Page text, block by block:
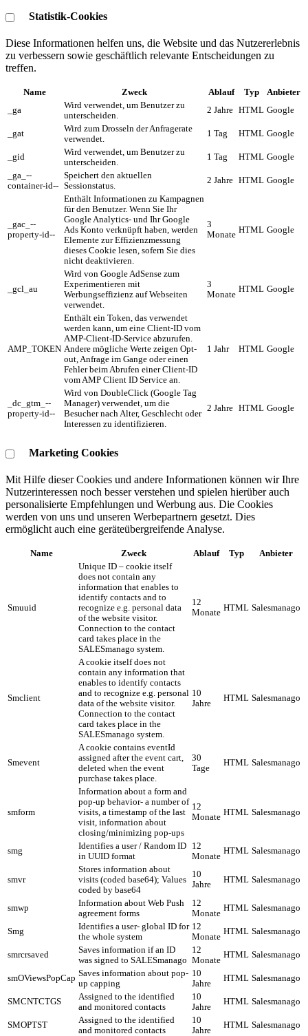
Statistik-Cookies
Diese Informationen helfen uns, die Website und das Nutzererlebnis
zu verbessern sowie geschäftlich relevante Entscheidungen zu
treffen.
Name Zweck Ablauf Typ
Anbieter
_ga
Wird verwendet, um Benutzer zu
unterscheiden.
2 Jahre HTML Google
_gat
Wird zum Drosseln der Anfragerate
verwendet.
1 Tag HTML Google
_gid
Wird verwendet, um Benutzer zu
unterscheiden.
1 Tag HTML Google
_ga_--
container-id--
Speichert den aktuellen
Sessionstatus.
2 Jahre HTML Google
_gac_--
property-id--
Enthält Informationen zu Kampagnen
für den Benutzer. Wenn Sie Ihr
Google Analytics- und Ihr Google
Ads Konto verknüpft haben, werden
Elemente zur Effizienzmessung
dieses Cookie lesen, sofern Sie dies
nicht deaktivieren.
3
Monate HTML Google
_gcl_au
Wird von Google AdSense zum
Experimentieren mit
Werbungseffizienz auf Webseiten
verwendet.
3
Monate
HTML Google
AMP_TOKEN
Enthält ein Token, das verwendet
werden kann, um eine Client-ID vom
AMP-Client-ID-Service abzurufen.
Andere mögliche Werte zeigen Opt-
out, Anfrage im Gange oder einen
Fehler beim Abrufen einer Client-ID
vom AMP Client ID Service an.
1 Jahr HTML Google
_dc_gtm_--
property-id--
Wird von DoubleClick (Google Tag
Manager) verwendet, um die
Besucher nach Alter, Geschlecht oder
Interessen zu identifizieren.
2 Jahre HTML Google
Marketing Cookies
Mit Hilfe dieser Cookies und andere Informationen können wir Ihre
Nutzerinteressen noch besser verstehen und spielen hierüber auch
personalisierte Empfehlungen und Werbung aus. ​Die Cookies
werden von uns und unseren Werbepartnern gesetzt. Dies
ermöglicht auch eine geräteübergreifende Analyse.
Name Zweck Ablauf Typ Anbieter
Smuuid
Unique ID – cookie itself
does not contain any
information that enables to
identify contacts and to
recognize e.g. personal data
of the website visitor.
Connection to the contact
card takes place in the
SALESmanago system.
12
Monate HTML Salesmanago
Smclient
A cookie itself does not
contain any information that
enables to identify contacts
and to recognize e.g. personal
data of the website visitor.
Connection to the contact
card takes place in the
SALESmanago system.
10
Jahre
HTML Salesmanago
Smevent
A cookie contains eventId
assigned after the event cart,
deleted when the event
purchase takes place.
30
Tage
HTML Salesmanago
smform
Information about a form and
pop-up behavior- a number of
visits, a timestamp of the last
visit, information about
closing/minimizing pop-ups
12
Monate HTML Salesmanago
smg
Identifies a user / Random ID
in UUID format
12
Monate
HTML Salesmanago
smvr
Stores information about
visits (coded base64); Values
coded by base64
10
Jahre
HTML Salesmanago
smwp
Information about Web Push
agreement forms
12
Monate
HTML Salesmanago
Smg
Identifies a user- global ID for
the whole system
12
Monate
HTML Salesmanago
smrcrsaved
Saves information if an ID
was signed to SALESmanago
12
Monate
HTML Salesmanago
smOViewsPopCap Saves information about pop-
up capping
10
Jahre
HTML Salesmanago
SMCNTCTGS
Assigned to the identified
and monitored contacts
10
Jahre
HTML Salesmanago
SMOPTST
Assigned to the identified
and monitored contacts
10
Jahre
HTML Salesmanago